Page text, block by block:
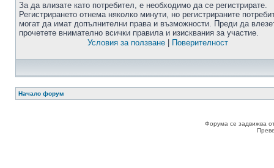
За да влизате като потребител, е необходимо да се регистрирате.
Регистрирането отнема няколко минути, но регистрираните
могат да имат допълнителни права и възможности. Преди да
прочетете внимателно всички правила и изисквания за участие.
Условия за ползване| Поверителност
Начало форум
Форума се задвижва